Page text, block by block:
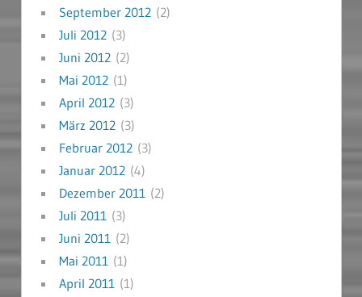
September 2012(2)
Juli 2012(3)
Juni 2012(2)
Mai 2012(1)
April 2012(3)
März 2012(3)
Februar 2012(3)
Januar 2012(4)
Dezember 2011(2)
Juli 2011(3)
Juni 2011(2)
Mai 2011(1)
April 2011(1)